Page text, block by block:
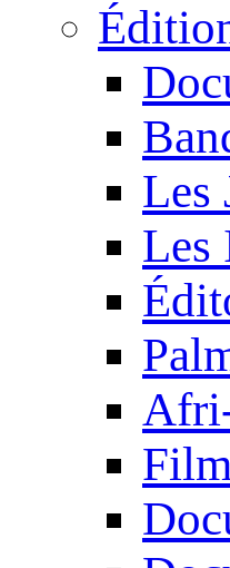
Les
Les